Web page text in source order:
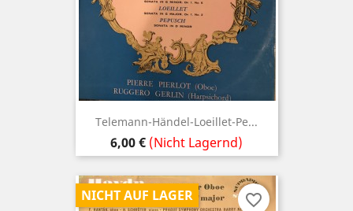
Telemann-Händel-Loeillet-Pe...
Preis
6,00 € (Nicht Lagernd)
NICHT AUF LAGER favorite_border